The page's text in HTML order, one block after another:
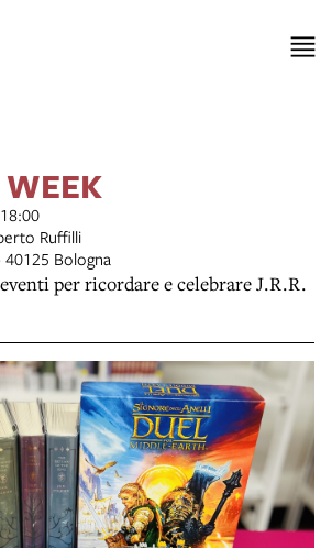
Ruffilli
Bologna
per ricordare e celebrare J.R.R.